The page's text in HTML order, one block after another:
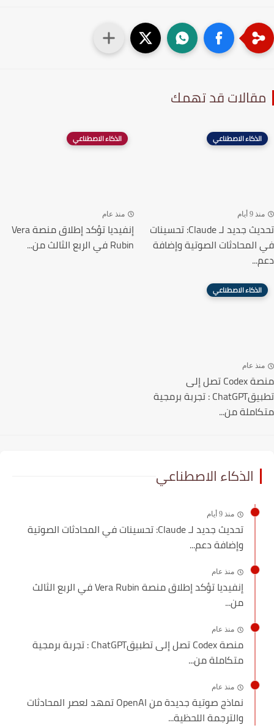
قد تهمك
الذكاء الاصطناعي
9 أيام
تحديث جديد لـ Claude: تحسينات
الصوتية وإضافة
الذكاء الاصطناعي
منذ عام
إنفيديا تؤكد إطلاق منصة Vera
Rubin في الربع الثالث من...
الذكاء الاصطناعي
عام
منصة Codex تصل إلى
تطبيقChatGPT : تجربة برمجية
من...
الذكاء الاصطناعي
منذ 9 أيام
تحديث جديد لـ Claude: تحسينات في المحادثات الصوتية
وإضافة دعم...
منذ عام
إنفيديا تؤكد إطلاق منصة Vera Rubin في الربع الثالث
من...
منذ عام
منصة Codex تصل إلى تطبيقChatGPT : تجربة برمجية
متكاملة من...
منذ عام
نماذج صوتية جديدة من OpenAI تمهد لعصر المحادثات
والترجمة اللحظية...